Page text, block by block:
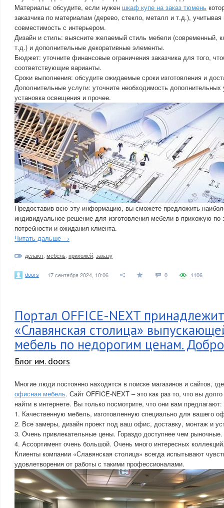
Материалы: обсудите, если нужен шкаф купе на заказ тюмень
заказчика по материалам (дерево, стекло, металл и т.д.), учитывая
совместимость с интерьером.
Дизайн и стиль: выясните желаемый стиль мебели (современный,
т.д.) и дополнительные декоративные элементы.
Бюджет: уточните финансовые ограничения заказчика для того,
соответствующие варианты.
Сроки выполнения: обсудите ожидаемые сроки изготовления и
Дополнительные услуги: уточните необходимость дополнительных
установка освещения и прочее.
Предоставив всю эту информацию, вы сможете предложить
индивидуальное решение для изготовления мебели в прихожую
потребности и ожидания клиента.
Читать дальше →
делают мебель прихожей заказу
doors 17 сентября 2024, 10:06 0 1106
Портал OFFICE-NEXT
«Славянская столица»
мебель по недорогим ценам.
Блог им. doors
Многие люди постоянно находятся в поиске магазинов и сайтов,
офисная мебель. Сайт OFFICE-NEXT – это как раз то, что вы
найти в интернете. Вы только посмотрите, что они вам предлагают:
1. Качественную мебель, изготовленную специально для вашего
2. Все замеры, дизайн проект под ваш офис, доставку, монтаж и
3. Очень привлекательные цены. Гораздо доступнее чем рыночные.
4. Ассортимент очень большой. Очень много интересных
Клиенты компании «Славянская столица» всегда испытывают
удовлетворения от работы с такими профессионалами.